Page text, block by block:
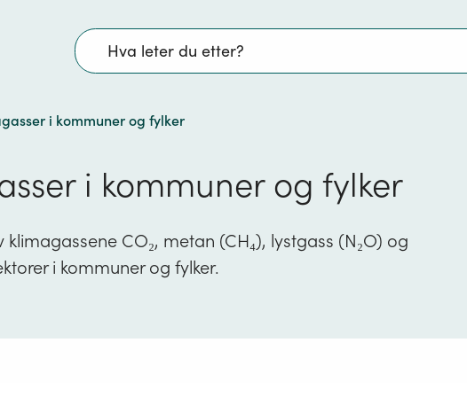
Søk
i kommuner og fylker
i kommuner og fylker
CO₂, metan (CH₄), lystgass (N₂O) og
i kommuner og fylker.